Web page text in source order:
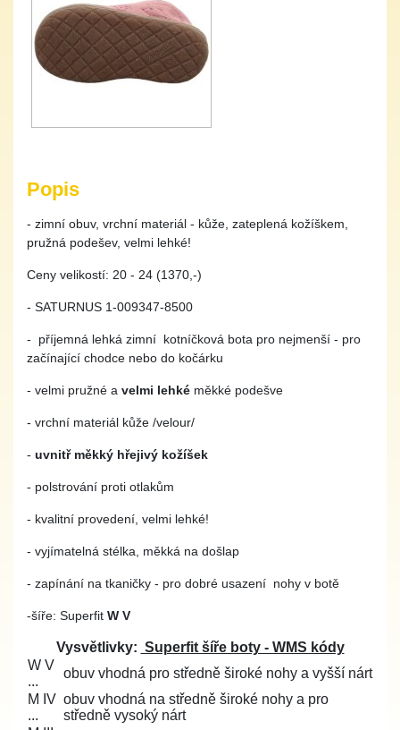
Popis
- zimní obuv, vrchní materiál - kůže, zateplená kožíškem,
pružná podešev, velmi lehké!
Ceny velikostí: 20 - 24 (1370,-)
- SATURNUS 1-009347-8500
- příjemná lehká zimní kotníčková bota pro nejmenší - pro
začínající chodce nebo do kočárku
- velmi pružné a velmi lehké měkké podešve
- vrchní materiál kůže /velour/
- uvnitř měkký hřejivý kožíšek
- polstrování proti otlakům
- kvalitní provedení, velmi lehké!
- vyjímatelná stélka, měkká na došlap
- zapínání na tkaničky - pro dobré usazení nohy v botě
-šíře: Superfit W V
Vysvětlivky: Superfit šíře boty - WMS kódy
W V
...
obuv vhodná pro středně široké nohy a vyšší nárt
M IV
...
obuv vhodná na středně široké nohy a pro
středně vysoký nárt